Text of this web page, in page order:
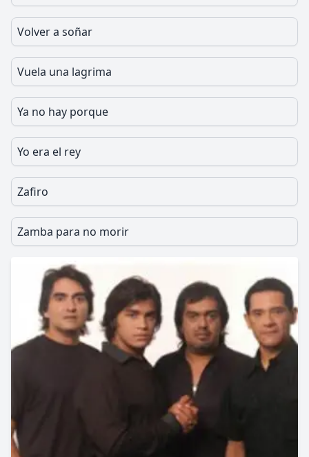
Volver a soñar
Vuela una lagrima
Ya no hay porque
Yo era el rey
Zafiro
Zamba para no morir